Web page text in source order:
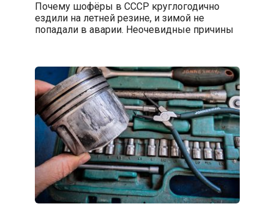
Почему шофёры в СССР круглогодично
ездили на летней резине, и зимой не
попадали в аварии. Неочевидные причины